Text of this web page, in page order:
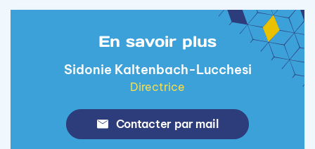
En savoir plus
Sidonie Kaltenbach-Lucchesi
Directrice
Contacter par mail